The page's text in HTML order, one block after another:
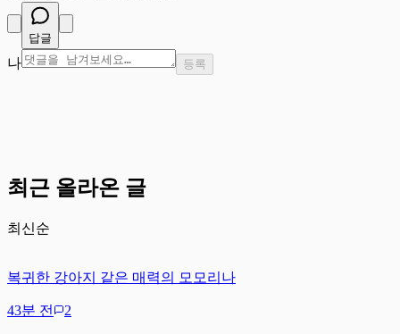
답글
나 등록
최근 올라온 글
최신순
복귀한 강아지 같은 매력의 모모리나
43분 전 2